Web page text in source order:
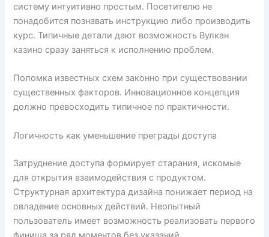
систему интуитивно простым. Посетителю не
понадобится познавать инструкцию либо производить
курс. Типичные детали дают возможность Вулкан
казино сразу заняться к исполнению проблем.
Поломка известных схем законно при существовании
существенных факторов. Инновационное концепция
должно превосходить типичное по практичности.
Логичность как уменьшение преграды доступа
Затруднение доступа формирует старания, искомые
для открытия взаимодействия с продуктом.
Структурная архитектура дизайна понижает период на
овладение основных действий. Неопытный
пользователь имеет возможность реализовать первого